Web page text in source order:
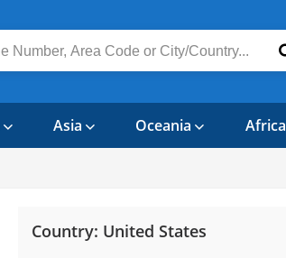
Asia Oceania Africa
Country: United States